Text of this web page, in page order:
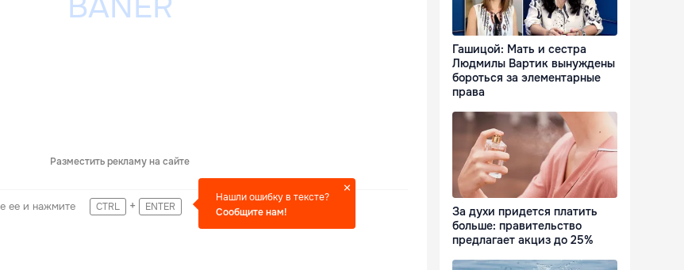
Разместить рекламу на сайте
ее и нажмите CTRL + ENTER
Нашли ошибку в тексте?
Сообщите нам!
Гашицой: Мать и сестра
Людмилы Вартик вынуждены
бороться за элементарные
права
За духи придется платить
больше: правительство
предлагает акциз до 25%